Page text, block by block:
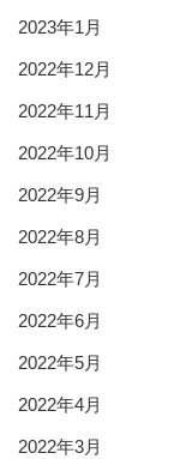
2023年1月
2022年12月
2022年11月
2022年10月
2022年9月
2022年8月
2022年7月
2022年6月
2022年5月
2022年4月
2022年3月